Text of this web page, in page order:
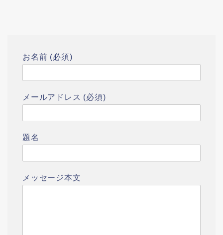
お名前 (必須)
メールアドレス (必須)
題名
メッセージ本文